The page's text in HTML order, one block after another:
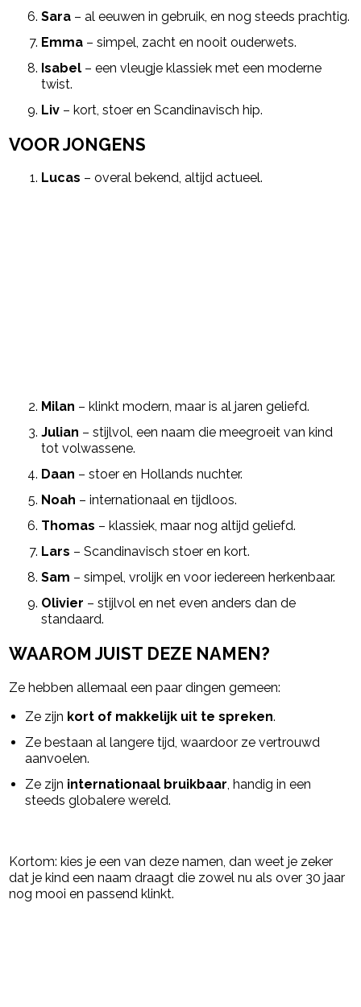
Sara – al eeuwen in gebruik, en nog steeds prachtig.
Emma – simpel, zacht en nooit ouderwets.
Isabel – een vleugje klassiek met een moderne
twist.
Liv – kort, stoer en Scandinavisch hip.
VOOR JONGENS
Lucas – overal bekend, altijd actueel.
Milan – klinkt modern, maar is al jaren geliefd.
Julian – stijlvol, een naam die meegroeit van kind
tot volwassene.
Daan – stoer en Hollands nuchter.
Noah – internationaal en tijdloos.
Thomas – klassiek, maar nog altijd geliefd.
Lars – Scandinavisch stoer en kort.
Sam – simpel, vrolijk en voor iedereen herkenbaar.
Olivier – stijlvol en net even anders dan de
standaard.
WAAROM JUIST DEZE NAMEN?
Ze hebben allemaal een paar dingen gemeen:
Ze zijn kort of makkelijk uit te spreken.
Ze bestaan al langere tijd, waardoor ze vertrouwd
aanvoelen.
Ze zijn internationaal bruikbaar , handig in een
steeds globalere wereld.
Kortom: kies je een van deze namen, dan weet je zeker
dat je kind een naam draagt die zowel nu als over 30 jaar
nog mooi en passend klinkt.